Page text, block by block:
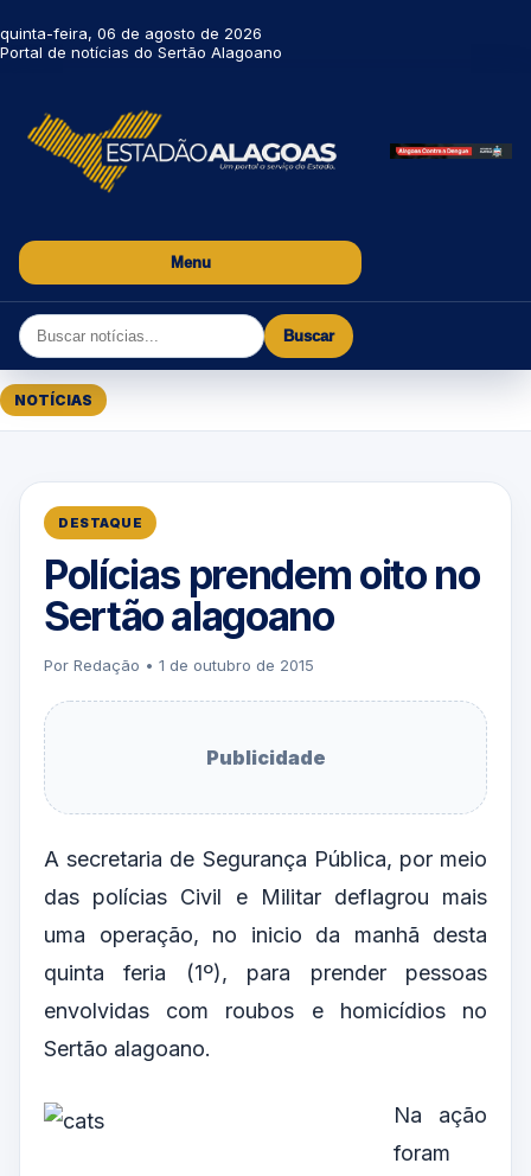
quinta-feira, 06 de agosto de 2026
Portal de notícias do Sertão Alagoano
Menu
Buscar
NOTÍCIAS
DESTAQUE
Polícias prendem oito no
Sertão alagoano
Por Redação • 1 de outubro de 2015
Publicidade
A secretaria de Segurança Pública, por meio
das polícias Civil e Militar deflagrou mais
uma operação, no inicio da manhã desta
quinta feria (1º), para prender pessoas
envolvidas com roubos e homicídios no
Sertão alagoano.
Na ação
foram